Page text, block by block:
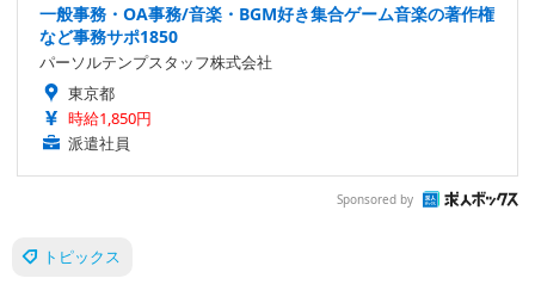
一般事務・OA事務/音楽・BGM好き集合ゲーム音楽の著作権
など事務サポ1850
パーソルテンプスタッフ株式会社
東京都
時給1,850円
派遣社員
Sponsored by
トピックス